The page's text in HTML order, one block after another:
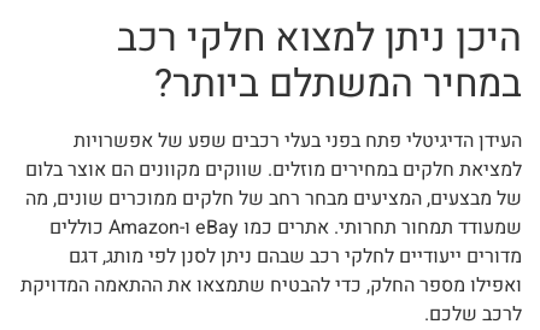
היכן ניתן למצוא חלקי רכב
במחיר המשתלם ביותר?
העידן הדיגיטלי פתח בפני בעלי רכבים שפע של אפשרויות
למציאת חלקים במחירים מוזלים. שווקים מקוונים הם אוצר בלום
של מבצעים, המציעים מבחר רחב של חלקים ממוכרים שונים, מה
שמעודד תמחור תחרותי. אתרים כמו eBay ו-Amazon כוללים
מדורים ייעודיים לחלקי רכב שבהם ניתן לסנן לפי מותג, דגם
ואפילו מספר החלק, כדי להבטיח שתמצאו את ההתאמה המדויקת
לרכב שלכם.